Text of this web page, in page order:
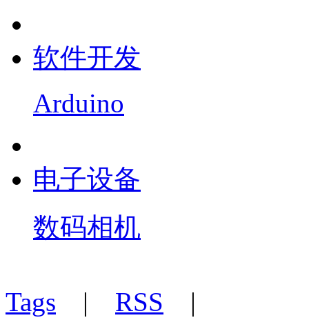
软件开发
Arduino
电子设备
数码相机
Tags | RSS |